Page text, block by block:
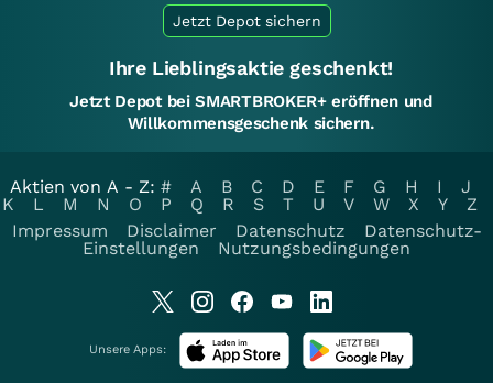
Jetzt Depot sichern
Ihre Lieblingsaktie geschenkt!
Jetzt Depot bei SMARTBROKER+ eröffnen und
Willkommensgeschenk sichern.
Aktien von A - Z: # A B C D E F G H I
J
K
L M N O P Q R S T U V W X Y
Z
Impressum
Disclaimer Datenschutz
Datenschutz-
Einstellungen
Nutzungsbedingungen
Unsere Apps: